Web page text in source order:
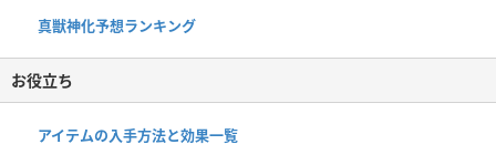
真獣神化予想ランキング
お役立ち
アイテムの入手方法と効果一覧